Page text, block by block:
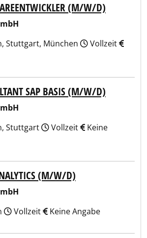
(M/W/D)
Stuttgart, München
Vollzeit
SAP BASIS (M/W/D)
Stuttgart
Vollzeit
Keine
(M/W/D)
Vollzeit Keine Angabe